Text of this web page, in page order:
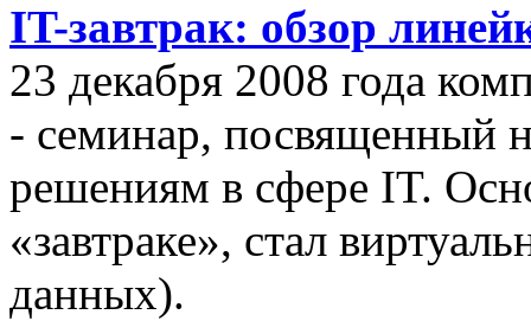
IT-завтрак: обзор
23 декабря 2008 года
- семинар, посвященный
решениям в сфере IT.
«завтраке», стал
данных).